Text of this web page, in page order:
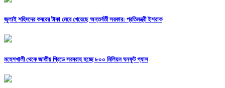
জুলাই শহিদদের কবরের টাকা মেরে খেয়েছে অন্তর্বর্তী সরকার: প্রতিমন্ত্রী ইশরাক
মহেশখালী থেকে জাতীয় গ্রিডে সরবরাহ হচ্ছে ৮০০ মিলিয়ন ঘনফুট গ্যাস